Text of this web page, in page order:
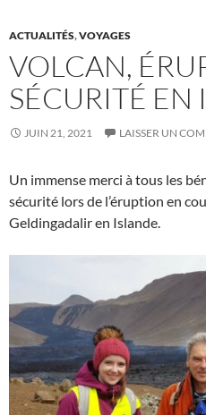
ACTUALITÉS,VOYAGES
VOLCAN,
SÉCURITÉ EN
JUIN 21, 2021 LAISSER UN
Un immense merci à tous les
sécurité lors de l’éruption en
Geldingadalir en Islande.